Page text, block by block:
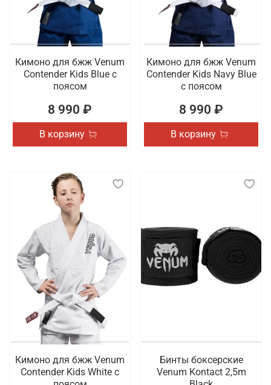
Кимоно для бжж Venum
Contender Kids Blue с
поясом
8 990 ₽
В корзину
Кимоно для бжж Venum
Contender Kids Navy Blue
с поясом
8 990 ₽
В корзину
Кимоно для бжж Venum
Contender Kids White с
Бинты боксерские
Venum Kontact 2,5m